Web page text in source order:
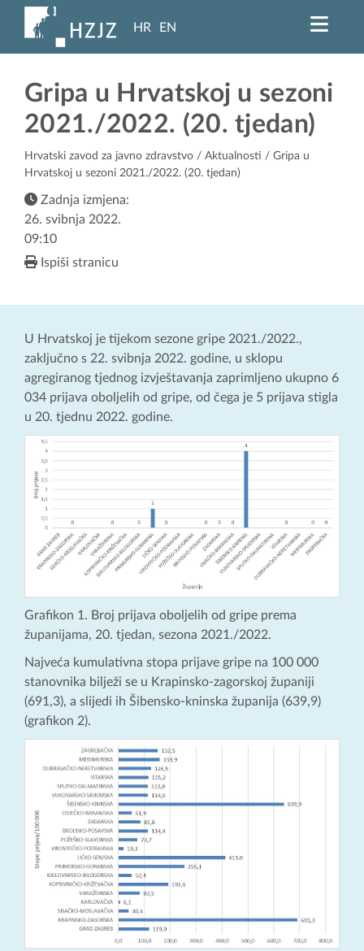
HR EN
Gripa u Hrvatskoj u sezoni
2021./2022. (20. tjedan)
Hrvatski zavod za javno zdravstvo / Aktualnosti / Gripa u
Hrvatskoj u sezoni 2021./2022. (20. tjedan)
Zadnja izmjena:
26. svibnja 2022.
09:10
Ispiši stranicu
U Hrvatskoj je tijekom sezone gripe 2021./2022.,
zaključno s 22. svibnja 2022. godine, u sklopu
agregiranog tjednog izvještavanja zaprimljeno ukupno 6
034 prijava oboljelih od gripe, od čega je 5 prijava stigla
u 20. tjednu 2022. godine.
Grafikon 1. Broj prijava oboljelih od gripe prema
županijama, 20. tjedan, sezona 2021./2022.
Najveća kumulativna stopa prijave gripe na 100 000
stanovnika bilježi se u Krapinsko-zagorskoj županiji
(691,3), a slijedi ih Šibensko-kninska županija (639,9)
(grafikon 2).